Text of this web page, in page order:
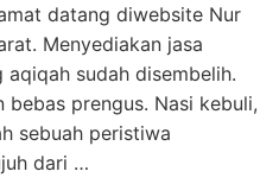
datang diwebsite Nur
Menyediakan jasa
sudah disembelih.
prengus. Nasi kebuli,
sebuah peristiwa
dari …